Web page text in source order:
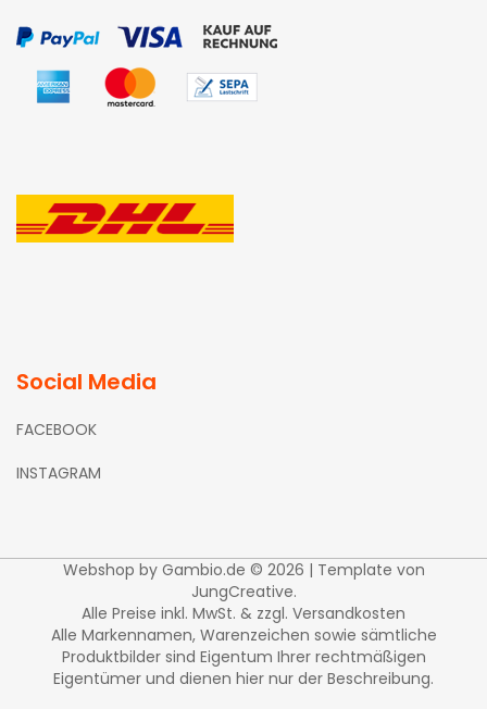
Social Media
FACEBOOK
INSTAGRAM
Webshop by Gambio.de © 2026 | Template von
JungCreative.
Alle Preise inkl. MwSt. & zzgl. Versandkosten
Alle Markennamen, Warenzeichen sowie sämtliche
Produktbilder sind Eigentum Ihrer rechtmäßigen
Eigentümer und dienen hier nur der Beschreibung.